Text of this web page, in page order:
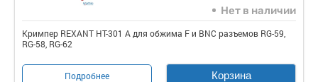
Нет в наличии
Кримпер REXANT HT-301 A для обжима F и BNC разъемов RG-59,
RG-58, RG-62
Подробнее Корзина